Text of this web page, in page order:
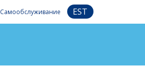
Самообслуживание EST